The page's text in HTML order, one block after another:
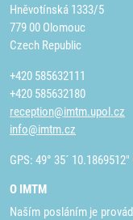
Hněvotínská 1333/5
779 00 Olomouc
Czech Republic
+420 585632111
+420 585632180
reception@imtm.upol.cz
info@imtm.cz
GPS: 49° 35´
O IMTM
Naším posláním je